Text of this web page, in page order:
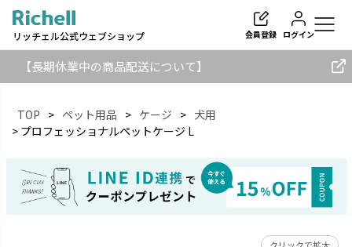
リッチェル公式ウェブショップ 会員登録 ログイン
【長期休業中の商品配送について】
TOP ペット用品 ケージ
犬用
プロフェッショナルペットケージ L